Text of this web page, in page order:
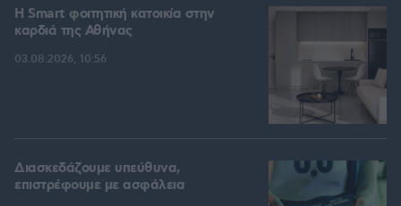
Η Smart φοιτητική κατοικία στην
καρδιά της Αθήνας
03.08.2026, 10:56
Διασκεδάζουμε υπεύθυνα,
επιστρέφουμε με ασφάλεια